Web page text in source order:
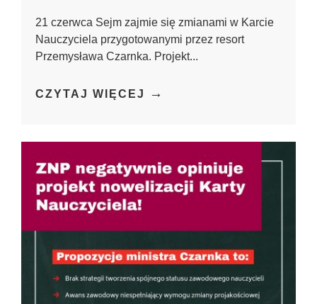
21 czerwca Sejm zajmie się zmianami w Karcie
Nauczyciela przygotowanymi przez resort
Przemysława Czarnka. Projekt...
CZYTAJ WIĘCEJ →